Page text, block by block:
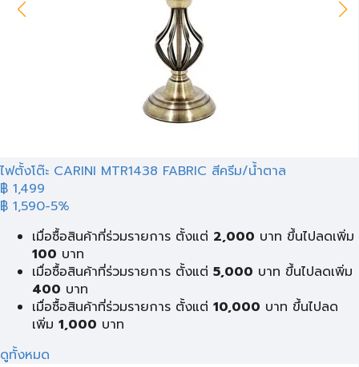
ไฟตั้งโต๊ะ CARINI MTR1438 FABRIC สีครีม/น้ำตาล
฿ 1,499
฿ 1,590-5%
เมื่อซื้อสินค้าที่ร่วมรายการ ตั้งแต่ 2,000 บาท ขึ้นไปลดเพิ่ม
100 บาท
เมื่อซื้อสินค้าที่ร่วมรายการ ตั้งแต่ 5,000 บาท ขึ้นไปลดเพิ่ม
400 บาท
เมื่อซื้อสินค้าที่ร่วมรายการ ตั้งแต่ 10,000 บาท ขึ้นไปลด
เพิ่ม 1,000 บาท
ดูทั้งหมด